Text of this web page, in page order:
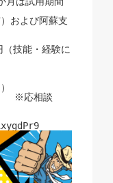
および阿蘇支
技能・経験に
　※応相談